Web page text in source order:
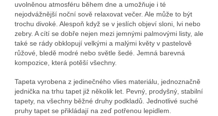
uvolněnou atmosféru během dne a umožňuje i té
nejodvážnější noční sově relaxovat večer. Ale může to být
trochu divoké. Alespoň když se v jeslích objeví sloni, lvi nebo
zebry. A cítí se dobře nejen mezi jemnými palmovými listy, ale
také se rády obklopují velkými a malými květy v pastelově
růžové, bledě modré nebo světle šedé. Jemná barevná
kompozice, která potěší všechny.
Tapeta vyrobena z jedinečného vlies materiálu, jednoznačně
jednička na trhu tapet již několik let. Pevný, prodyšný, stabilní
tapety, na všechny běžné druhy podkladů. Jednotlivé suché
pruhy tapet se přikládají na zeď potřenou lepidlem.